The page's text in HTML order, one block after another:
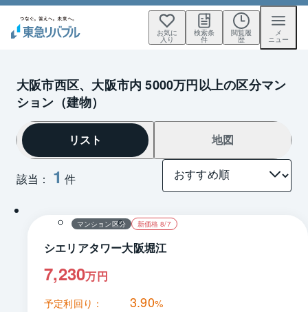
お気に
入り
検索条
件
閲覧履
歴
メ
ニュー
大阪市西区、大阪市内 5000万円以上の区分マン
ション（建物）
該当： 1 件
リスト 地図
1 / 0 間取り
マンション区分 新価格 8/7
シエリアタワー大阪堀江
7,230万円
予定利回り： 3.90%